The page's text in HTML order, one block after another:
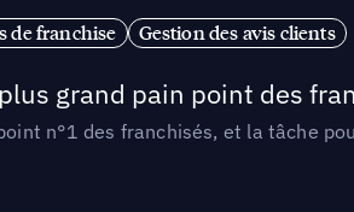
de franchise Gestion des avis clients
grand pain point des
n°1 des franchisés, et la tâche